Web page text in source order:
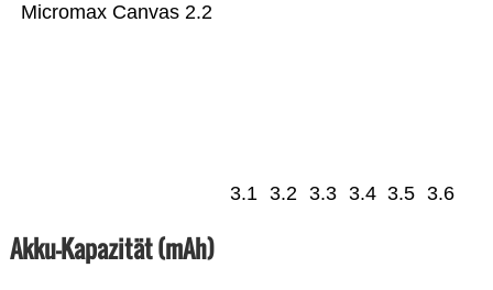
Micromax Canvas 2.2
3.1 3.2 3.3 3.4 3.5 3.6
Akku-Kapazität (mAh)